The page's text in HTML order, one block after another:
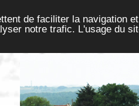
de faciliter la navigation
notre trafic. L'usage du